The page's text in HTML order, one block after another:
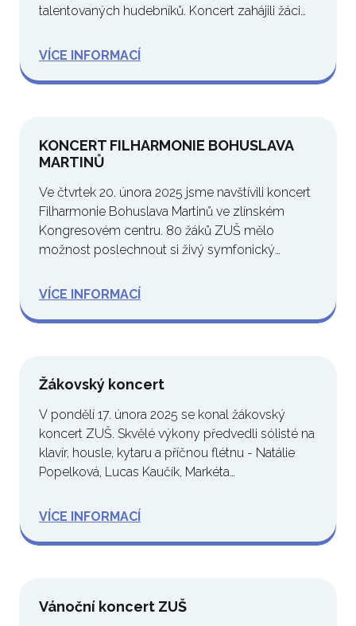
talentovaných hudebníků. Koncert zahájili žáci
VÍCE INFORMACÍ
KONCERT FILHARMONIE BOHUSLAVA
MARTINŮ
Ve čtvrtek 20. února 2025 jsme navštívili koncert
Filharmonie Bohuslava Martinů ve zlínském
Kongresovém centru. 80 žáků ZUŠ mělo
možnost poslechnout si živý symfonický
VÍCE INFORMACÍ
Žákovský koncert
V pondělí 17. února 2025 se konal žákovský
koncert ZUŠ. Skvělé výkony předvedli sólisté na
klavír, housle, kytaru a příčnou flétnu - Natálie
Popelková, Lucas Kaučík, Markéta…
VÍCE INFORMACÍ
Vánoční koncert ZUŠ